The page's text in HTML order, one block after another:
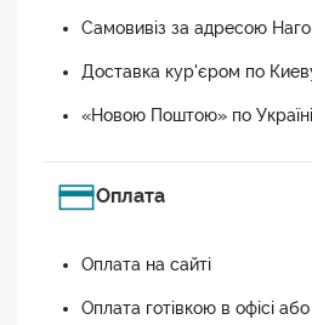
Самовивіз за адресою
Доставка кур'єром по
«Новою Поштою» по Україні
Оплата
Оплата на сайті
Оплата готівкою в офісі